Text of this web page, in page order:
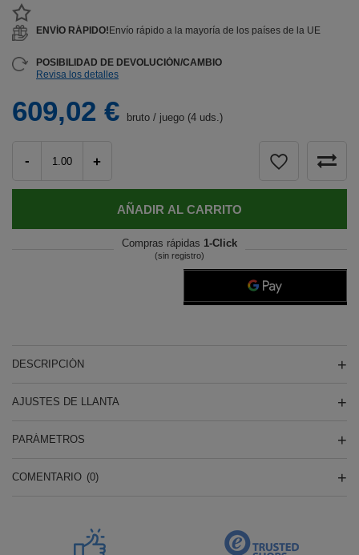
609,02 € bruto / juego (4 uds.)
- +
AÑADIR AL CARRITO
Compras rápidas 1-Click
(sin registro)
ENVÍO RÁPIDO! Envío rápido a la mayoría de los países de la UE
POSIBILIDAD DE DEVOLUCIÓN/CAMBIO
Revisa los detalles
DESCRIPCIÓN
AJUSTES DE LLANTA
PARÁMETROS
COMENTARIO (0)